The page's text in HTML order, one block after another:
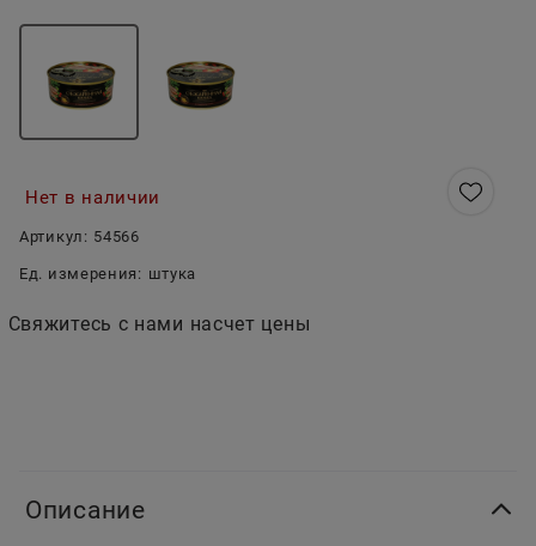
Нет в наличии
Артикул: 54566
Ед. измерения: штука
Свяжитесь с нами насчет цены
Описание